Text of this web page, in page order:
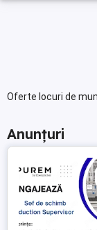
Oferte locuri de
Anunțuri